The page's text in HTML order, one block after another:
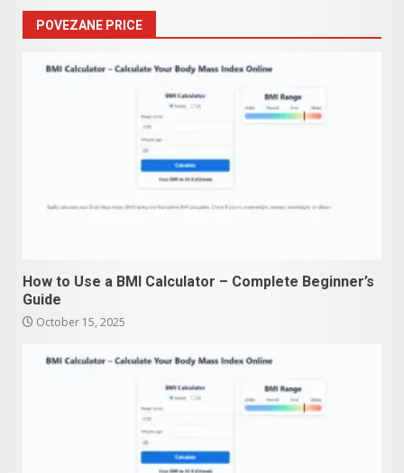
POVEZANE PRICE
How to Use a BMI Calculator – Complete Beginner’s
Guide
October 15, 2025